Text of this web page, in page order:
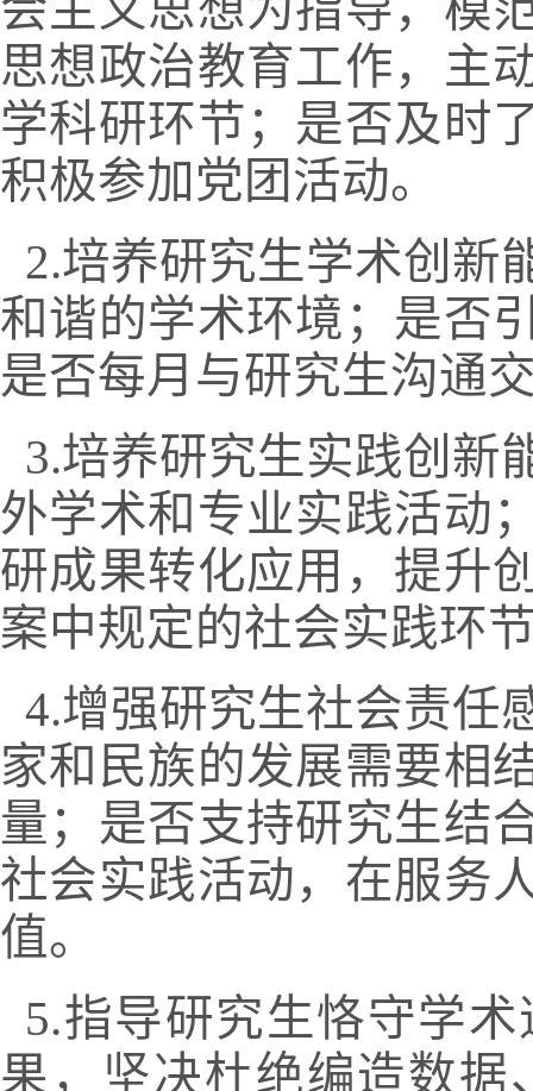
思想政治教育工作，主
学科研环节；是否及时
积极参加党团活动。
2.培养研究生学术创新
和谐的学术环境；是否
是否每月与研究生沟通
3.培养研究生实践创新
外学术和专业实践活动
研成果转化应用，提升
案中规定的社会实践环
4.增强研究生社会责任
家和民族的发展需要相
量；是否支持研究生结
社会实践活动，在服务
值。
5.指导研究生恪守学
果，坚决杜绝编造数